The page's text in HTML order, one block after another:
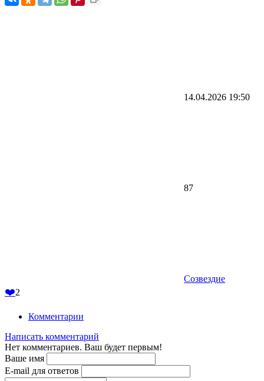
14.04.2026 19:50
87
Созвездие
❤️2
Комментарии
Написать комментарий
Нет комментариев. Ваш будет первым!
Ваше имя
E-mail для ответов